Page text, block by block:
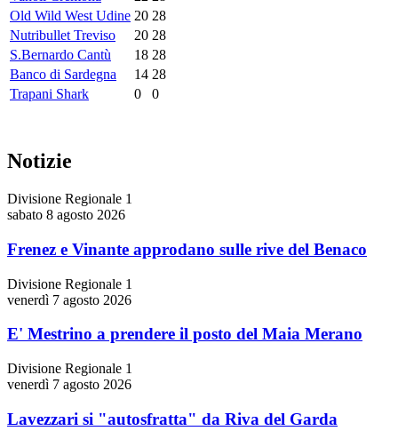
Old Wild West Udine 20 28
Nutribullet Treviso
20 28
S.Bernardo Cantù
18 28
Banco di Sardegna
14 28
Trapani Shark
0 0
Notizie
Divisione Regionale 1
sabato 8 agosto 2026
Frenez e Vinante approdano sulle rive del Benaco
Divisione Regionale 1
venerdì 7 agosto 2026
E' Mestrino a prendere il posto del Maia Merano
Divisione Regionale 1
venerdì 7 agosto 2026
Lavezzari si "autosfratta" da Riva del Garda